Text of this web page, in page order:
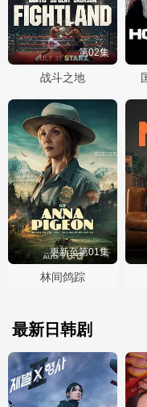
第02集
战斗之地
更新至第01集
林间鸽踪
最新日韩剧